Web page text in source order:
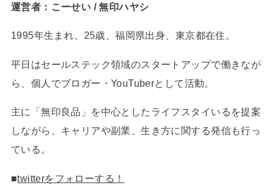
運営者：こーせい / 無印ハヤシ
1995年生まれ、25歳、福岡県出身、東京都在住。
平日はセールステック領域のスタートアップで働きなが
ら、個人でブロガー・YouTuberとして活動。
主に「無印良品」を中心としたライフスタイいるを提案
しながら、キャリアや副業、生き方に関する発信も行っ
ている。
■twitterをフォローする！